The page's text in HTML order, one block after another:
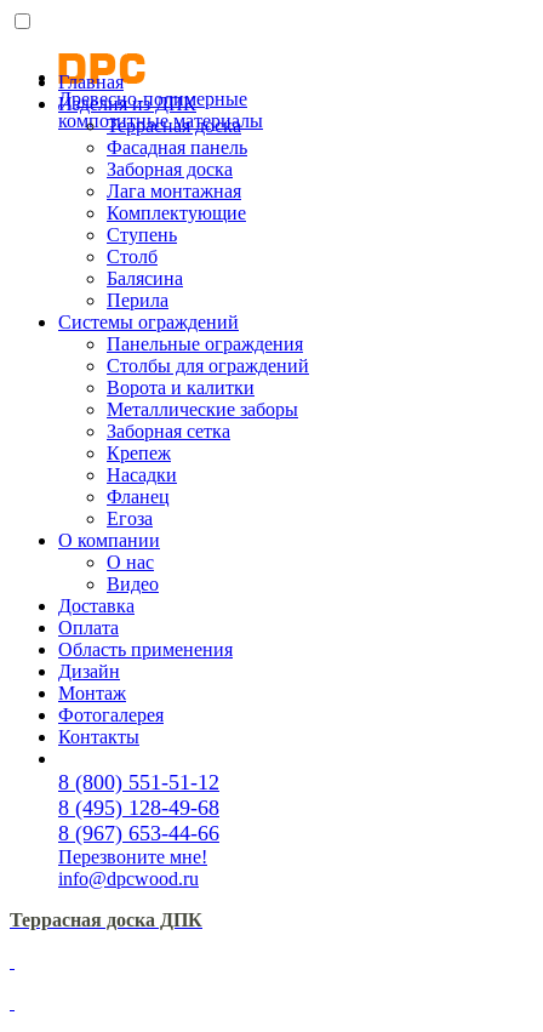
Древесно-полимерные
композитные материалы
Главная
Изделия из ДПК
Террасная доска
Фасадная панель
Заборная доска
Лага монтажная
Комплектующие
Ступень
Столб
Балясина
Перила
Системы ограждений
Панельные ограждения
Столбы для ограждений
Ворота и калитки
Металлические заборы
Заборная сетка
Крепеж
Насадки
Фланец
Егоза
О компании
О нас
Видео
Доставка
Оплата
Область применения
Дизайн
Монтаж
Фотогалерея
Контакты
8 (800) 551-51-12
8 (495) 128-49-68
8 (967) 653-44-66
Перезвоните мне!
info@dpcwood.ru
Террасная доска ДПК